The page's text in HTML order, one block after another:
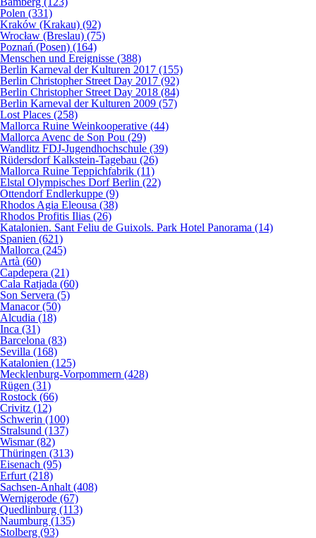
Polen (331)
Kraków (Krakau) (92)
Wrocław (Breslau) (75)
Poznań (Posen) (164)
Menschen und Ereignisse (388)
Berlin Karneval der Kulturen 2017 (155)
Berlin Christopher Street Day 2017 (92)
Berlin Christopher Street Day 2018 (84)
Berlin Karneval der Kulturen 2009 (57)
Lost Places (258)
Mallorca Ruine Weinkooperative (44)
Mallorca Avenc de Son Pou (29)
Wandlitz FDJ-Jugendhochschule (39)
Rüdersdorf Kalkstein-Tagebau (26)
Mallorca Ruine Teppichfabrik (11)
Elstal Olympisches Dorf Berlin (22)
Ottendorf Endlerkuppe (9)
Rhodos Agia Eleousa (38)
Rhodos Profitis Ilias (26)
Katalonien. Sant Feliu de Guixols. Park Hotel Panorama (14)
Spanien (621)
Mallorca (245)
Artà (60)
Capdepera (21)
Cala Ratjada (60)
Son Servera (5)
Manacor (50)
Alcudia (18)
Inca (31)
Barcelona (83)
Sevilla (168)
Katalonien (125)
Mecklenburg-Vorpommern (428)
Rügen (31)
Rostock (66)
Crivitz (12)
Schwerin (100)
Stralsund (137)
Wismar (82)
Thüringen (313)
Eisenach (95)
Erfurt (218)
Sachsen-Anhalt (408)
Wernigerode (67)
Quedlinburg (113)
Naumburg (135)
Stolberg (93)